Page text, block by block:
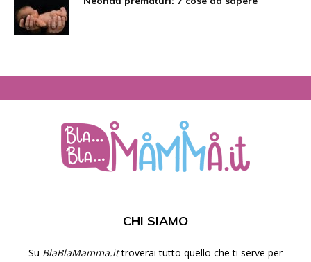
CHI SIAMO
Su BlaBlaMamma.ittroverai tutto quello che ti serve per